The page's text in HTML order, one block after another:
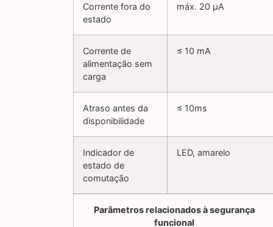
Corrente fora do
estado
máx. 20 µA
Corrente de
alimentação sem
carga
≤ 10 mA
Atraso antes da
disponibilidade
≤ 10ms
Indicador de
estado de
comutação
LED, amarelo
Parâmetros relacionados à segurança
funcional